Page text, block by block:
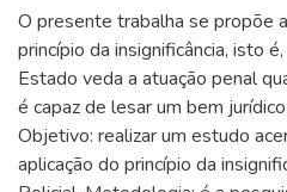
O presente trabalha se propõe
princípio da insignificância, isto
Estado veda a atuação penal
é capaz de lesar um bem
Objetivo: realizar um estudo
aplicação do princípio da